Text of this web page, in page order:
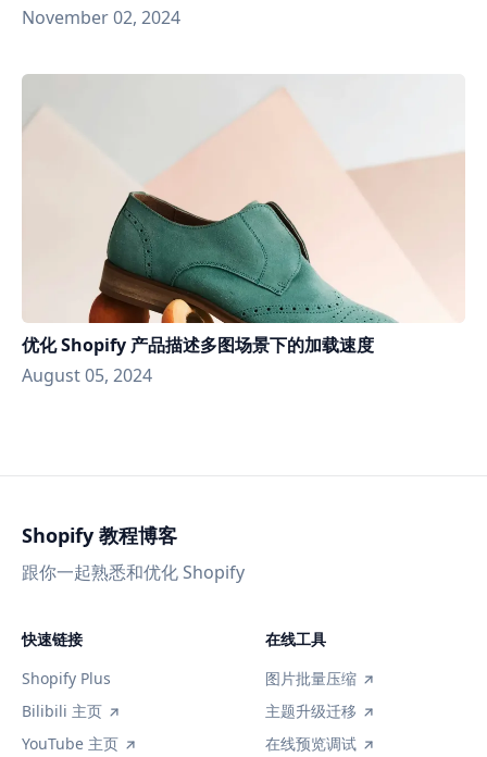
November 02, 2024
优化 Shopify 产品描述多图场景下的加载速度
August 05, 2024
Shopify 教程博客
跟你一起熟悉和优化 Shopify
快速链接
Shopify Plus
Bilibili 主页
YouTube 主页
在线工具
图片批量压缩
主题升级迁移
在线预览调试